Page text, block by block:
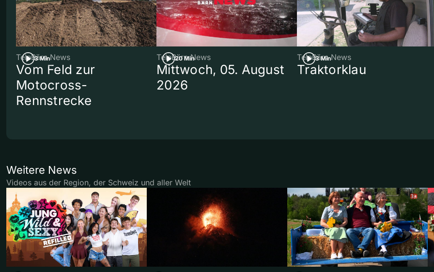
3 Min
TeleBärn News
Vom Feld zur
Motocross-
Rennstrecke
20 Min
TeleBärn News
Mittwoch, 05. August
2026
3 Min
TeleBärn News
Traktorklau
Weitere News
Videos aus der Region, der Schweiz und aller Welt